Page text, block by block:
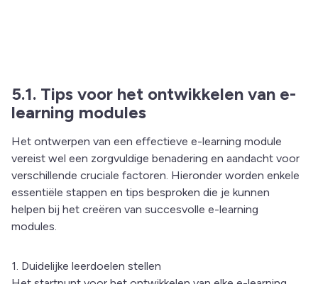
5.1. Tips voor het ontwikkelen van e-
learning modules
Het ontwerpen van een effectieve e-learning module
vereist wel een zorgvuldige benadering en aandacht voor
verschillende cruciale factoren. Hieronder worden enkele
essentiële stappen en tips besproken die je kunnen
helpen bij het creëren van succesvolle e-learning
modules.
1. Duidelijke leerdoelen stellen